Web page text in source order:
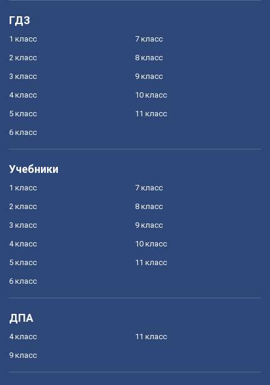
ГДЗ
1 класс
2 класс
3 класс
4 класс
5 класс
6 класс
7 класс
8 класс
9 класс
10 класс
11 класс
Учебники
1 класс
2 класс
3 класс
4 класс
5 класс
6 класс
7 класс
8 класс
9 класс
10 класс
11 класс
ДПА
4 класс
9 класс
11 класс